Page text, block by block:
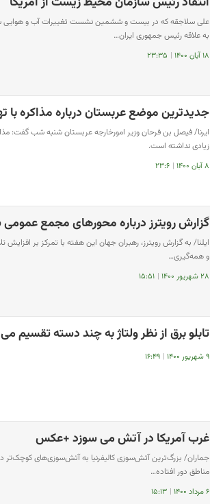
علی سلاجقه که در بیست و ششمین نشست تغییرات آب و هوایی
به علاقه رئیس جمهوری ایران…
۱۸ آبان ۱۴۰۰ | ۲۳:۳۵
جدیدترین موضع عربستان درباره مذاکره با
ایرنا/ فیصل بن فرحان وزیر امورخارجه عربستان شنبه شب گفت:
زیادی نداشته است.
۸ آبان ۱۴۰۰ | ۲۳:۶
گزارش رویترز درباره محورهای مجمع
ایلنا/ به گزارش رویترز، رهبران جهان این هفته با تمرکز بر
و همه‌گیری…
۲۸ شهریور ۱۴۰۰ | ۱۵:۵۱
تابلو برق از نظر ولتاژ به چند دسته تقسیم
۹ شهریور ۱۴۰۰ | ۱۶:۴۹
غرب آمریکا در آتش می سوزد +عکس
جماران/ بزرگ‌ترین آتش‌سوزی کالیفرنیا به آتش‌سوز‌ی‌های کوچک‌تر
مناطق دور افتاده…
۶ مرداد ۱۴۰۰ | ۱۵:۱۳